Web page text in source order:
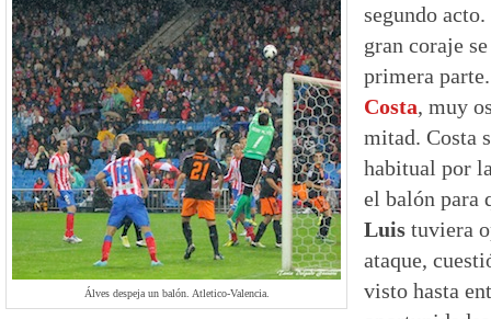
Álves despeja un balón. Atletico-Valencia.
segundo
gran coraje
primera
Costa, muy
mitad. Costa
habitual por
el balón para
Luis tuviera
ataque,
visto hasta